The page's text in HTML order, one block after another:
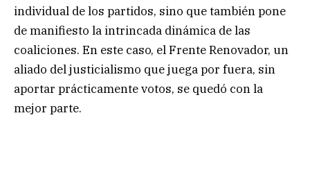
individual de los partidos, sino que también pone
de manifiesto la intrincada dinámica de las
coaliciones. En este caso, el Frente Renovador, un
aliado del justicialismo que juega por fuera, sin
aportar prácticamente votos, se quedó con la
mejor parte.